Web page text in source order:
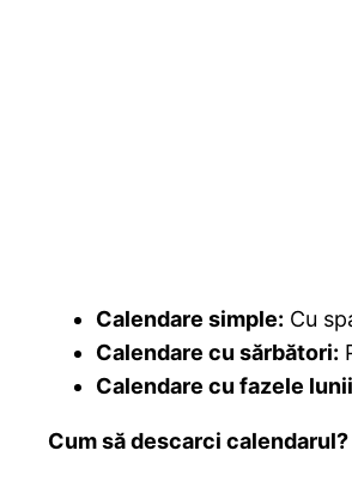
Calendare simple: Cu
Calendare cu sărbători:
Calendare cu fazele
Cum să descarci calendarul?